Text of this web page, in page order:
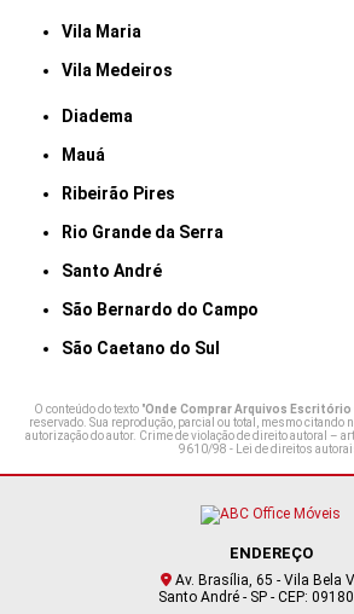
Vila Maria
Vila Medeiros
Diadema
Mauá
Ribeirão Pires
Rio Grande da Serra
Santo André
São Bernardo do Campo
São Caetano do Sul
O conteúdo do texto "Onde Comprar Arquivos Escritório
reservado. Sua reprodução, parcial ou total, mesmo citando
autorização do autor. Crime de violação de direito autoral –
9610/98 - Lei de direitos
ENDEREÇO
Av. Brasília, 65 - Vila Bela
Santo André - SP - CEP: